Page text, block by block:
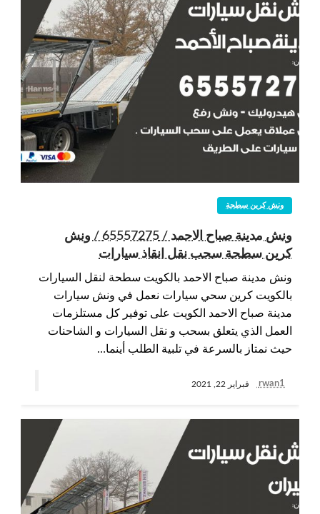
ونش كرين سطحة
ونش مدينة صباح الاحمد / 65557275 / ونش
كرين سطحة سحب نقل انقاذ سيارات
ونش مدينة صباح الاحمد بالكويت سطحة لنقل السيارات
بالكويت كرين سحي سيارات نعمل في ونش سيارات
مدينة صباح الاحمد الكويت على توفير كل مستلزمات
العمل الذي يتعلق بسحب و نقل السيارات و الشاحنات
حيث نمتاز بالسرعة في تلبية الطلب أينما…
rwan1 فبراير 22, 2021